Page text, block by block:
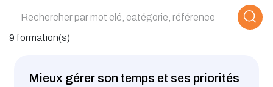
9 formation(s)
Mieux gérer son temps et ses priorités